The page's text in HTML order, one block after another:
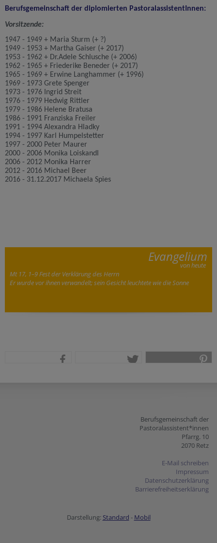
Berufsgemeinschaft der diplomierten PastoralassistentInnen:
Vorsitzende:
1947 - 1949 + Maria Sturm (+ ?)
1949 - 1953 + Martha Gaiser (+ 2017)
1953 - 1962 + Dr.Adele Schlusche (+ 2006)
1962 - 1965 + Friederike Beneder (+ 2017)
1965 - 1969 + Erwine Langhammer (+ 1996)
1969 - 1973 Grete Spenger
1973 - 1976 Ingrid Streit
1976 - 1979 Hedwig Rittler
1979 - 1986 Helene Bratusa
1986 - 1991 Franziska Freiler
1991 - 1994 Alexandra Hladky
1994 - 1997 Karl Humpelstetter
1997 - 2000 Peter Maurer
2000 - 2006 Monika Loiskandl
2006 - 2012 Monika Harrer
2012 - 2016 Michael Beer
2016 - 31.12.2017 Michaela Spies
Evangelium
von heute
Mt 17, 1–9 Fest der Verklärung des Herrn
Er wurde vor ihnen verwandelt; sein Gesicht leuchtete wie die Sonne
Berufsgemeinschaft der
Pastoralassistent*innen
Pfarrg. 10
2070 Retz
E-Mail schreiben
Impressum
Datenschutzerklärung
Barrierefreiheitserklärung
Darstellung: Standard - Mobil